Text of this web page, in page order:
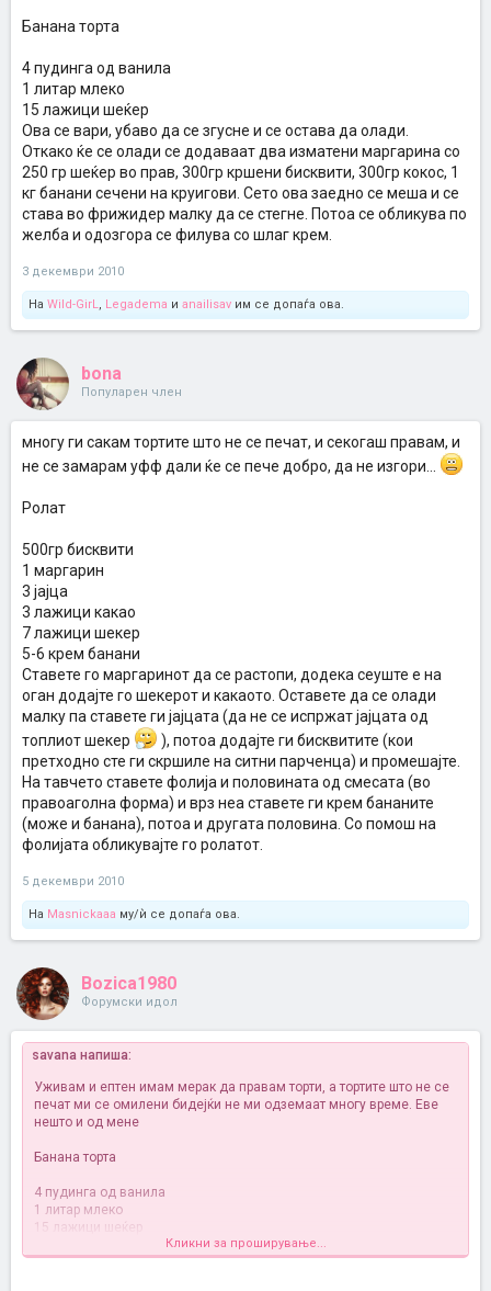
Банана торта
4 пудинга од ванила
1 литар млеко
15 лажици шеќер
Ова се вари, убаво да се згусне и се остава да олади.
Откако ќе се олади се додаваат два изматени маргарина со
250 гр шеќер во прав, 300гр кршени бисквити, 300гр кокос, 1
кг банани сечени на круигови. Сето ова заедно се меша и се
става во фрижидер малку да се стегне. Потоа се обликува по
желба и одозгора се филува со шлаг крем.
3 декември 2010
На Wild-GirL, Legadema и anailisav им се допаѓа ова.
bona
Популарен член
многу ги сакам тортите што не се печат, и секогаш правам, и
не се замарам уфф дали ќе се пече добро, да не изгори...
Ролат
500гр бисквити
1 маргарин
3 јајца
3 лажици какао
7 лажици шекер
5-6 крем банани
Ставете го маргаринот да се растопи, додека сеуште е на
оган додајте го шекерот и какаото. Оставете да се олади
малку па ставете ги јајцата (да не се испржат јајцата од
топлиот шекер
), потоа додајте ги бисквитите (кои
претходно сте ги скршиле на ситни парченца) и промешајте.
На тавчето ставете фолија и половината од смесата (во
правоаголна форма) и врз неа ставете ги крем бананите
(може и банана), потоа и другата половина. Со помош на
фолијата обликувајте го ролатот.
5 декември 2010
На Masnickaaa му/ѝ се допаѓа ова.
Bozica1980
Форумски идол
savana напиша:
Уживам и ептен имам мерак да правам торти, а тортите што не се
печат ми се омилени бидејќи не ми одземаат многу време. Еве
нешто и од мене
Банана торта
4 пудинга од ванила
1 литар млеко
15 лажици шеќер
Ова се вари, убаво да се згусне и се остава да олади.
Откако ќе се олади се додаваат два изматени маргарина со 250
Кликни за проширување...